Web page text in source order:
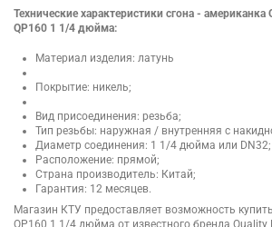
Технические характеристики сгона - американка
QP160 1 1/4 дюйма:
Материал изделия: латунь
Покрытие: никель;
Вид присоединения: резьба;
Тип резьбы: наружная / внутренняя с
Диаметр соединения: 1 1/4 дюйма или DN32;
Расположение: прямой;
Cтрана производитель: Китай;
Гарантия: 12 месяцев.
Магазин КТУ предоставляет возможность
QP160 1 1/4 дюйма от известного бренда Quality